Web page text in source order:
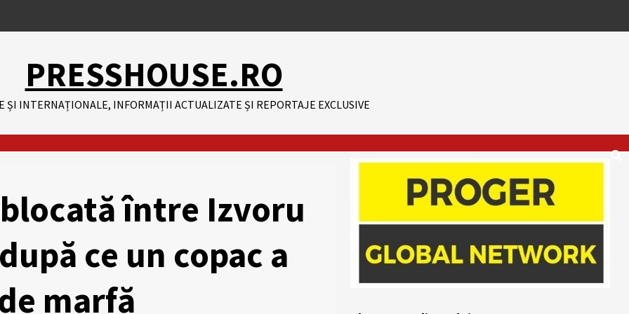
PRESSHOUSE.RO
ȘI INTERNAȚIONALE, INFORMAȚII ACTUALIZATE ȘI REPORTAJE EXCLUSIVE
între Izvoru
ce un copac a
marfă